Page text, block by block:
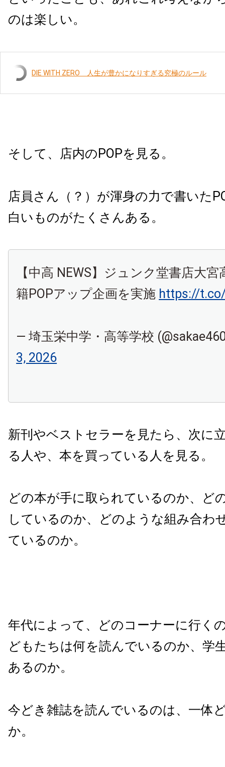
のは楽しい。
DIE WITH ZERO 人生が豊かになりすぎる究極のルール
そして、店内のPOPを見る。
店員さん（？）が渾身の力で書いた
白いものがたくさんある。
【中高 NEWS】ジュンク堂書店大
籍POPアップ企画を実施 https://
— 埼玉栄中学・高等学校
3, 2026
新刊やベストセラーを見たら、次に
る人や、本を買っている人を見る。
どの本が手に取られているのか、ど
しているのか、どのような組み合わ
ているのか。
年代によって、どのコーナーに行く
どもたちは何を読んでいるのか、学
あるのか。
今どき雑誌を読んでいるのは、一体
か。